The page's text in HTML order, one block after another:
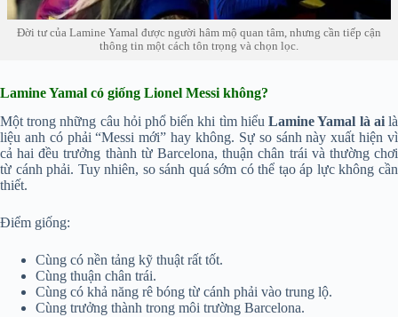
Đời tư của Lamine Yamal được người hâm mộ quan tâm, nhưng cần tiếp cận
thông tin một cách tôn trọng và chọn lọc.
Lamine Yamal có giống Lionel Messi không?
Một trong những câu hỏi phổ biến khi tìm hiểuLamine Yamal là ailà
liệu anh có phải “Messi mới” hay không. Sự so sánh này xuất hiện vì
cả hai đều trưởng thành từ Barcelona, thuận chân trái và thường chơi
từ cánh phải. Tuy nhiên, so sánh quá sớm có thể tạo áp lực không cần
thiết.
Điểm giống:
Cùng có nền tảng kỹ thuật rất tốt.
Cùng thuận chân trái.
Cùng có khả năng rê bóng từ cánh phải vào trung lộ.
Cùng trưởng thành trong môi trường Barcelona.